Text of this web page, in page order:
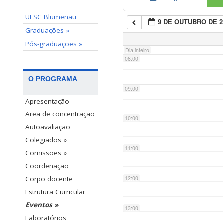
UFSC Blumenau
Graduações »
Pós-graduações »
O PROGRAMA
Apresentação
Área de concentração
Autoavaliação
Colegiados »
Comissões »
Coordenação
Corpo docente
Estrutura Curricular
Eventos »
Laboratórios
9 DE OUTUBRO DE
Dia inteiro
07:00
08:00
09:00
10:00
11:00
12:00
13:00